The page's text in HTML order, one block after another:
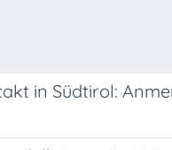
in Südtirol: